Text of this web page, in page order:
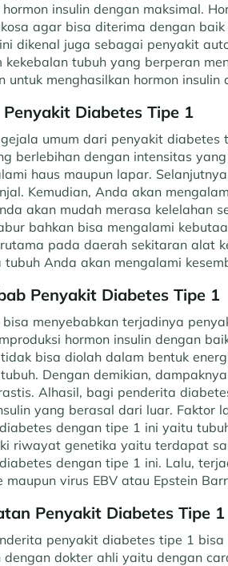
insulin dengan maksimal.
agar bisa diterima dengan
dikenal juga sebagai penyakit
kekebalan tubuh yang berperan
untuk menghasilkan hormon insulin
Diabetes Tipe 1
umum dari penyakit
berlebihan dengan intensitas
haus maupun lapar.
Kemudian, Anda akan
akan mudah merasa kelelahan
bahkan bisa mengalami
pada daerah sekitaran alat
Anda akan mengalami
Penyakit Diabetes Tipe 1
menyebabkan terjadinya
hormon insulin dengan
bisa diolah dalam bentuk
Dengan demikian,
Alhasil, bagi penderita
yang berasal dari luar. Faktor
dengan tipe 1 ini yaitu
riwayat genetika yaitu terdapat
dengan tipe 1 ini. Lalu,
maupun virus EBV atau Epstein
Penyakit Diabetes Tipe 1
penyakit diabetes tipe 1
dokter ahli yaitu dengan